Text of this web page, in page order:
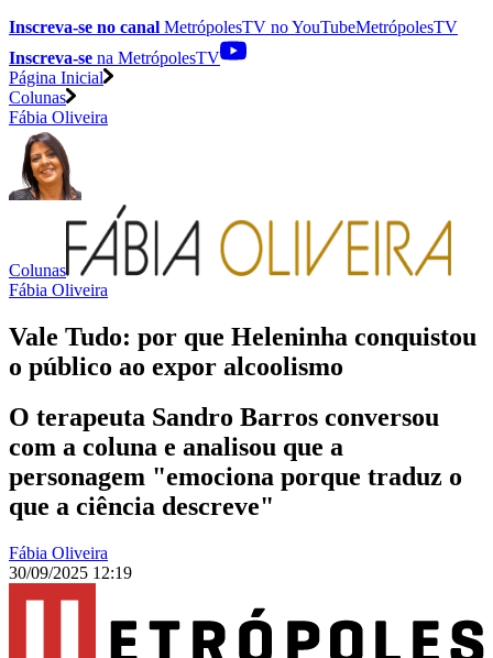
Inscreva-se no canal MetrópolesTV noYouTubeMetrópolesTV
Inscreva-se na MetrópolesTV
Página Inicial
Colunas
Fábia Oliveira
Colunas
Fábia Oliveira
Vale Tudo: por que Heleninha conquistou
o público ao expor alcoolismo
O terapeuta Sandro Barros conversou
com a coluna e analisou que a
personagem "emociona porque traduz o
que a ciência descreve"
Fábia Oliveira
30/09/2025 12:19